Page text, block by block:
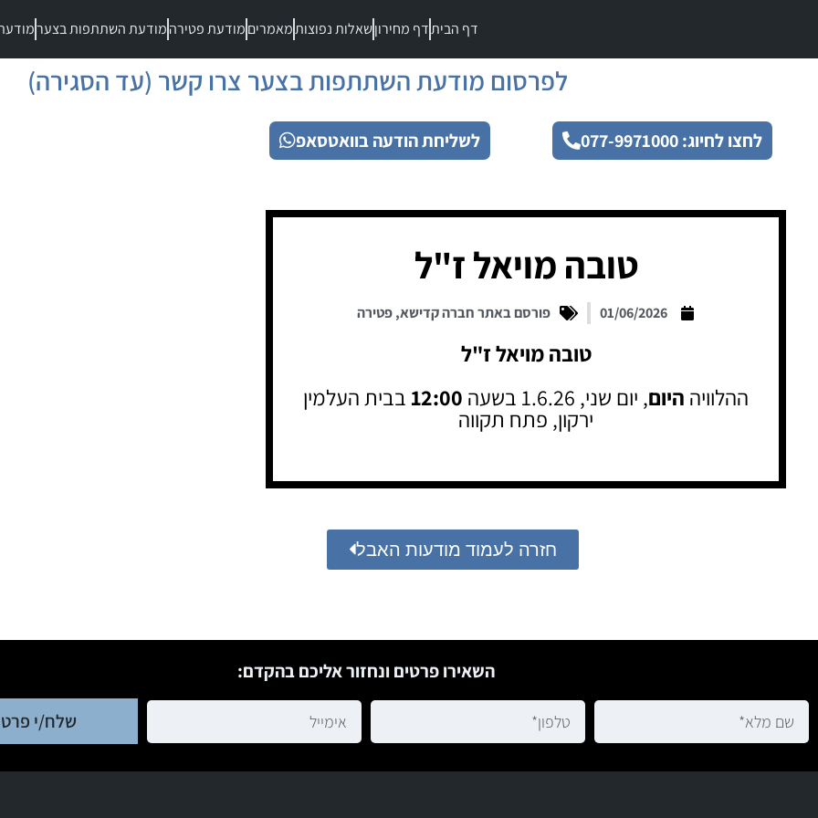
דף הביתדף מחירוןשאלות נפוצותמאמריםמודעת פטירהמודעת השתתפות בצער
לפרסום מודעת השתתפות בצער צרו קשר (עד הסגירה)
לחצו לחיוג: 077-9971000 לשליחת הודעה בוואטסאפ
טובה מויאל ז"ל
01/06/2026 פורסם באתר חברה קדישא,פטירה
טובה מויאל ז"ל
ההלוויה היום, יום שני, 1.6.26 בשעה 12:00 בבית העלמין
ירקון, פתח תקווה
חזרה לעמוד מודעות האבל
השאירו פרטים ונחזור אליכם בהקדם:
שלח/י